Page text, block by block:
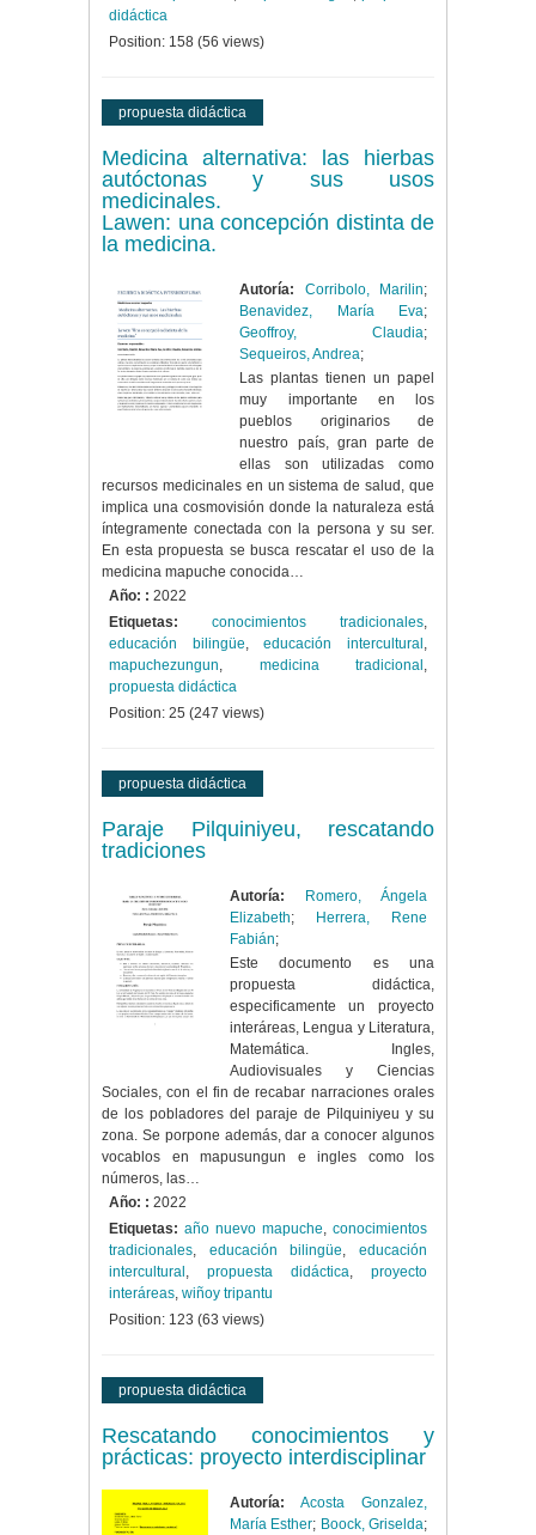
didáctica
Position: 158 (56 views)
propuesta didáctica
Medicina alternativa: las hierbas
autóctonas y sus usos
medicinales.
Lawen: una concepción distinta de
la medicina.
Autoría: Corribolo, Marilin;
Benavidez, María Eva;
Geoffroy, Claudia;
Sequeiros, Andrea;
Las plantas tienen un papel
muy importante en los
pueblos originarios de
nuestro país, gran parte de
ellas son utilizadas como
recursos medicinales en un sistema de salud, que
implica una cosmovisión donde la naturaleza está
íntegramente conectada con la persona y su ser.
En esta propuesta se busca rescatar el uso de la
medicina mapuche conocida…
Año: : 2022
Etiquetas:
conocimientos tradicionales,
educación bilingüe,educación intercultural ,
mapuchezungun, medicina tradicional ,
propuesta didáctica
Position: 25 (247 views)
propuesta didáctica
Paraje Pilquiniyeu, rescatando
tradiciones
Autoría:
Romero, Ángela
Elizabeth;
Herrera, Rene
Fabián;
Este documento es una
propuesta didáctica,
especificamente un proyecto
interáreas, Lengua y Literatura,
Matemática. Ingles,
Audiovisuales y Ciencias
Sociales, con el fin de recabar narraciones orales
de los pobladores del paraje de Pilquiniyeu y su
zona. Se porpone además, dar a conocer algunos
vocablos en mapusungun e ingles como los
números, las…
Año: : 2022
Etiquetas: año nuevo mapuche, conocimientos
tradicionales, educación bilingüe,educación
intercultural , propuesta didáctica, proyecto
interáreas, wiñoy tripantu
Position: 123 (63 views)
propuesta didáctica
Rescatando conocimientos y
prácticas: proyecto interdisciplinar
Autoría:
Acosta Gonzalez,
María Esther; Boock, Griselda;